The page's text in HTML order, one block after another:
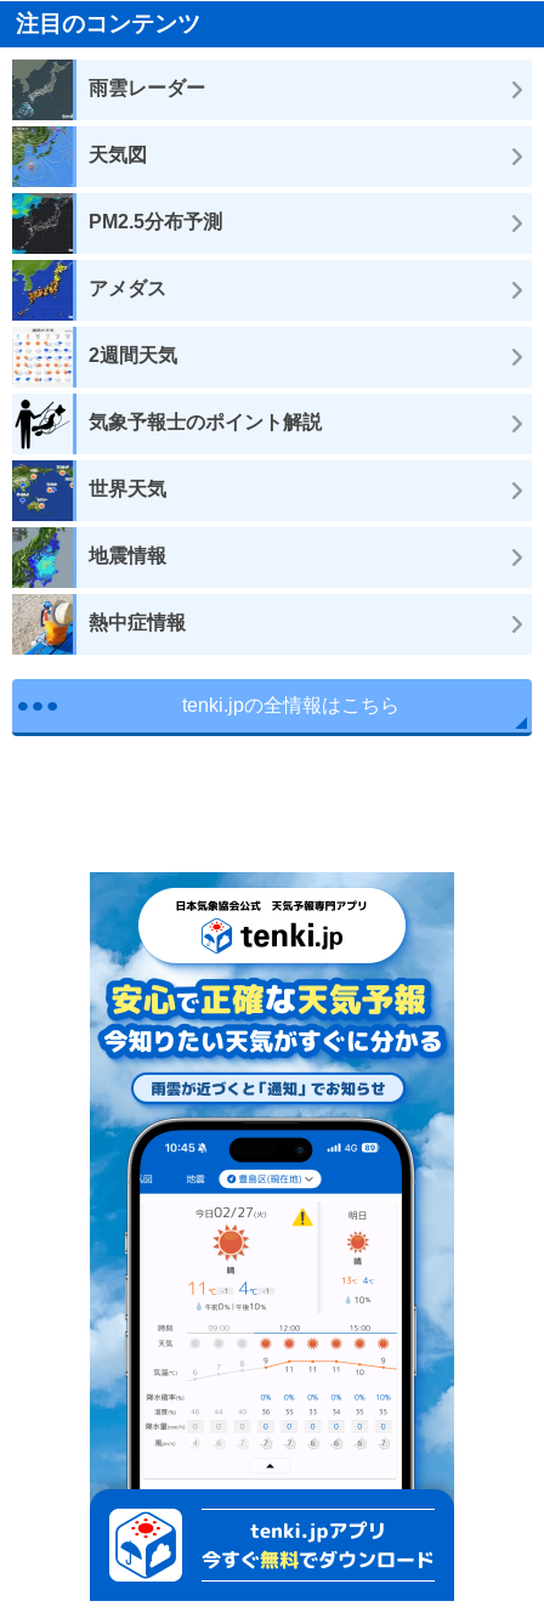
注目のコンテンツ
雨雲レーダー
天気図
PM2.5分布予測
アメダス
2週間天気
気象予報士のポイント解説
世界天気
地震情報
熱中症情報
tenki.jpの全情報はこちら